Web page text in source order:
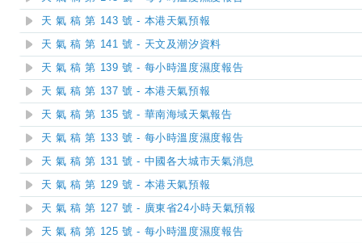
天 氣 稿 第 143 號 - 本港天氣預報
天 氣 稿 第 141 號 - 天文及潮汐資料
天 氣 稿 第 139 號 - 每小時溫度濕度報告
天 氣 稿 第 137 號 - 本港天氣預報
天 氣 稿 第 135 號 - 華南海域天氣報告
天 氣 稿 第 133 號 - 每小時溫度濕度報告
天 氣 稿 第 131 號 - 中國各大城市天氣消息
天 氣 稿 第 129 號 - 本港天氣預報
天 氣 稿 第 127 號 - 廣東省24小時天氣預報
天 氣 稿 第 125 號 - 每小時溫度濕度報告